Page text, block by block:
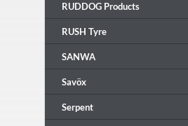
RUDDOG Products
RUSH Tyre
SANWA
Savöx
Serpent